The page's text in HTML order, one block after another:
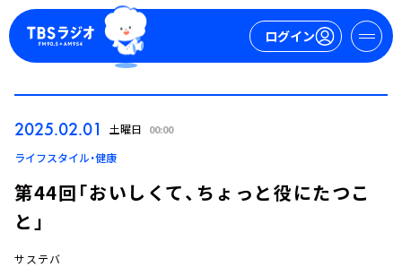
ログイン
ログイン
2025.02.01 土曜日 00:00
ライフスタイル・健康
第44回「おいしくて、ちょっと役にたつこ
と」
サステバ